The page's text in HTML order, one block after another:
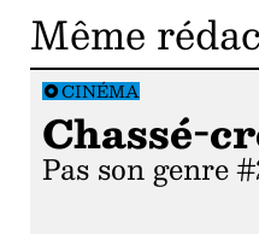
Même
CINÉMA
Chassé-
Pas son genre